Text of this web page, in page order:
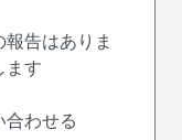
告はありま
ます
わせる